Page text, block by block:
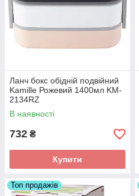
Ланч бокс обідній подвійний
Kamille Рожевий 1400мл KM-
2134RZ
В наявності
732 ₴
Купити
Топ продажів